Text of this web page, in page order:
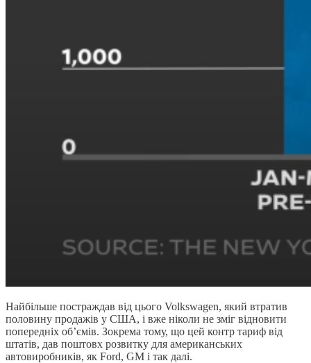
Найбільше постраждав від цього Volkswagen, який втратив
половину продажів у США, і вже ніколи не зміг відновити
попередніх об’ємів. Зокрема тому, що цей контр тариф від
штатів, дав поштовх розвитку для американських
автовиробників, як Ford, GM і так далі.